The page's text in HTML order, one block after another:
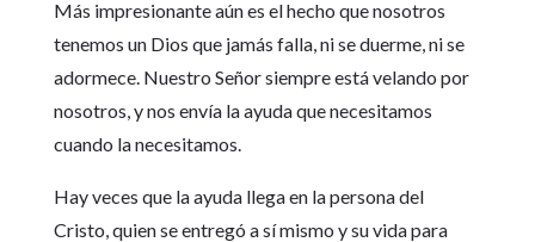
Más impresionante aún es el hecho que nosotros
tenemos un Dios que jamás falla, ni se duerme, ni se
adormece. Nuestro Señor siempre está velando por
nosotros, y nos envía la ayuda que necesitamos
cuando la necesitamos.
Hay veces que la ayuda llega en la persona del
Cristo, quien se entregó a sí mismo y su vida para